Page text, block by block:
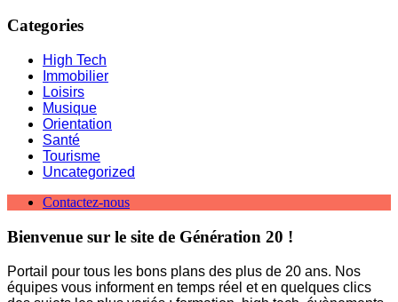
Categories
High Tech
Immobilier
Loisirs
Musique
Orientation
Santé
Tourisme
Uncategorized
Contactez-nous
Bienvenue sur le site de Génération 20 !
Portail pour tous les bons plans des plus de 20 ans. Nos
équipes vous informent en temps réel et en quelques clics